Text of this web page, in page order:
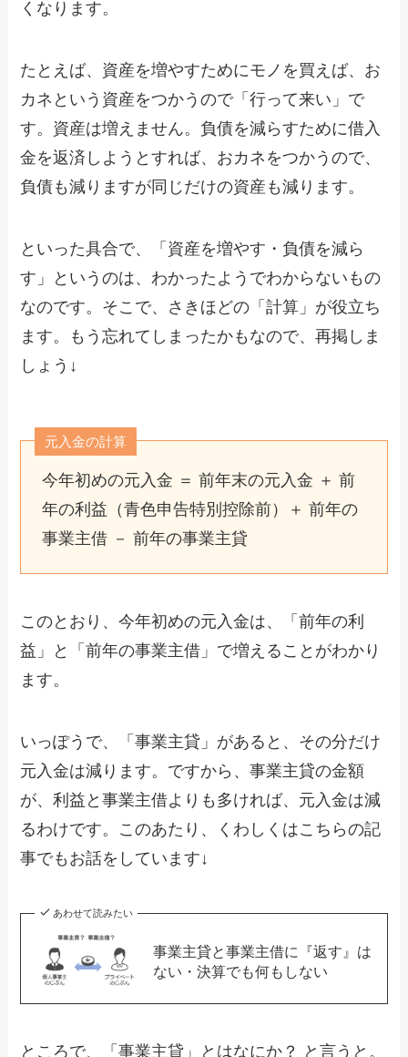
くなります。
たとえば、資産を増やすためにモノを買えば、お
カネという資産をつかうので「行って来い」で
す。資産は増えません。負債を減らすために借入
金を返済しようとすれば、おカネをつかうので、
負債も減りますが同じだけの資産も減ります。
といった具合で、「資産を増やす・負債を減ら
す」というのは、わかったようでわからないもの
なのです。そこで、さきほどの「計算」が役立ち
ます。もう忘れてしまったかもなので、再掲しま
しょう↓
元入金の計算
今年初めの元入金 ＝ 前年末の元入金 ＋ 前
年の利益（青色申告特別控除前）＋ 前年の
事業主借 － 前年の事業主貸
このとおり、今年初めの元入金は、「前年の利
益」と「前年の事業主借」で増えることがわかり
ます。
いっぽうで、「事業主貸」があると、その分だけ
元入金は減ります。ですから、事業主貸の金額
が、利益と事業主借よりも多ければ、元入金は減
るわけです。このあたり、くわしくはこちらの記
事でもお話をしています↓
あわせて読みたい
事業主貸と事業主借に『返す』は
ない・決算でも何もしない
ところで、「事業主貸」とはなにか？ と言うと。